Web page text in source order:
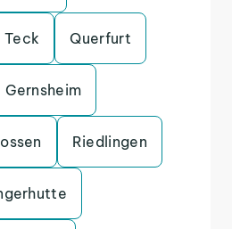
Teck Querfurt
Gernsheim
Riedlingen